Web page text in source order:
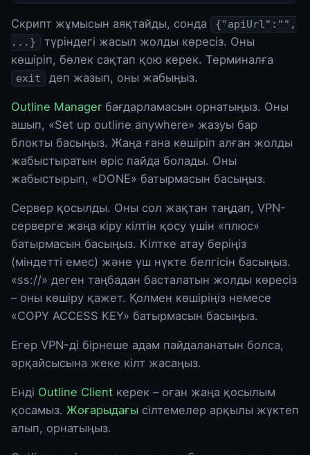
Скрипт жұмысын аяқтайды, сонда
{"apiUrl":"",
...}
түріндегі жасыл жолды көресіз. Оны
көшіріп, бөлек сақтап қою керек. Терминалға
exit деп жазып, оны жабыңыз.
Outline Manager бағдарламасын орнатыңыз. Оны
ашып, «Set up outline anywhere» жазуы бар
блокты басыңыз. Жаңа ғана көшіріп алған жолды
жабыстыратын өріс пайда болады. Оны
жабыстырып, «DONE» батырмасын басыңыз.
Сервер қосылды. Оны сол жақтан таңдап, VPN-
серверге жаңа кіру кілтін қосу үшін «плюс»
батырмасын басыңыз. Кілтке атау беріңіз
(міндетті емес) және үш нүкте белгісін басыңыз.
«ss://» деген таңбадан басталатын жолды көресіз
– оны көшіру қажет. Қолмен көшіріңіз немесе
«COPY ACCESS KEY» батырмасын басыңыз.
Егер VPN-ді бірнеше адам пайдаланатын болса,
әрқайсысына жеке кілт жасаңыз.
Енді Outline Client керек – оған жаңа қосылым
қосамыз. Жоғарыдағы сілтемелер арқылы жүктеп
алып, орнатыңыз.